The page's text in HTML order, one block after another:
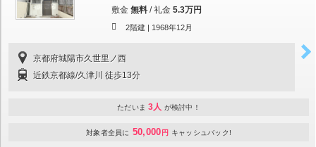
敷金 無料 /礼金 5.3万円
2階建 | 1968年12月
京都府城陽市久世里ノ西
近鉄京都線/久津川 徒歩13分
ただいま 3人 が検討中！
対象者全員に 50,000 円 キャッシュバック!